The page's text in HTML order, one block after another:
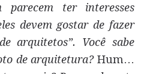
parecem ter interesses
devem gostar de fazer
arquitetos”. Você sabe
de arquitetura?Hum…